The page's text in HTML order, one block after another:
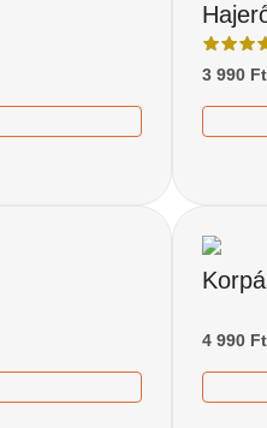
3 990 Ft
4 990 Ft